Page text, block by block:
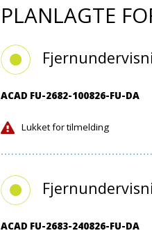
PLANLAGTE
ACAD FU-2682-100826-FU-DA
Lukket for tilmelding
ACAD FU-2683-240826-FU-DA